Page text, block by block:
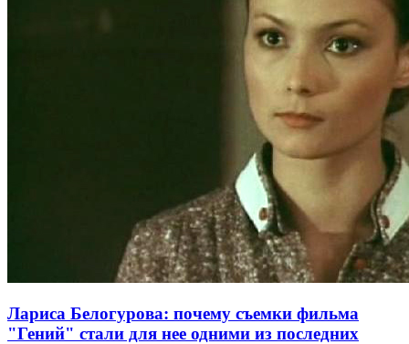
Лариса Белогурова: почему съемки фильма
"Гений" стали для нее одними из последних